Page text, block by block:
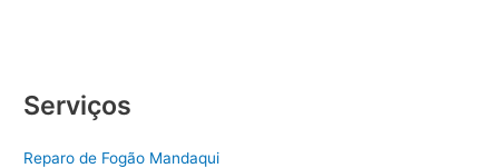
Serviços
Reparo de Fogão Mandaqui